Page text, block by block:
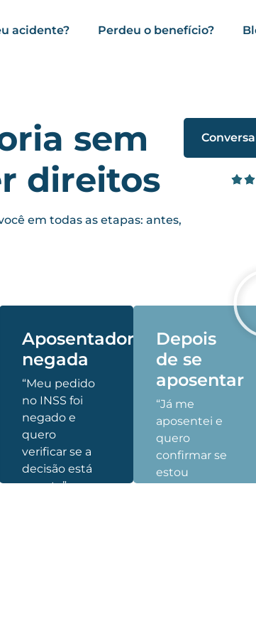
acidente? Perdeu o benefício?
sem
direitos
em todas as etapas: antes,
Aposentadoria
negada
“Meu pedido
no INSS foi
negado e
quero
verificar se a
decisão está
correta”.
Depois
de se
aposentar
“Já me
aposentei e
quero
confirmar se
estou